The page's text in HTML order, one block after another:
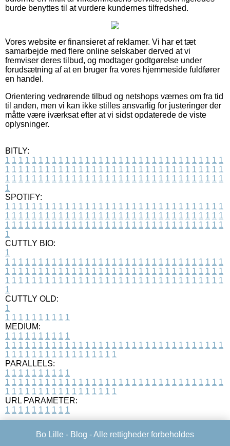
burde benyttes til at vurdere kundernes tilfredshed.
Vores website er finansieret af reklamer. Vi har et tæt
samarbejde med flere online selskaber derved at vi
fremviser deres tilbud, og modtager godtgørelse under
forudsætning af at en bruger fra vores hjemmeside fuldfører
en handel.
Orientering vedrørende tilbud og netshops værnes om fra tid
til anden, men vi kan ikke stilles ansvarlig for justeringer der
måtte være iværksat efter at vi sidst opdaterede de viste
oplysninger.
BITLY:
1 1 1 1 1 1 1 1 1 1 1 1 1 1 1 1 1 1 1 1 1 1 1 1 1 1 1 1 1 1 1 1 1
1 1 1 1 1 1 1 1 1 1 1 1 1 1 1 1 1 1 1 1 1 1 1 1 1 1 1 1 1 1 1 1 1
1 1 1 1 1 1 1 1 1 1 1 1 1 1 1 1 1 1 1 1 1 1 1 1 1 1 1 1 1 1 1 1 1
1
SPOTIFY:
1 1 1 1 1 1 1 1 1 1 1 1 1 1 1 1 1 1 1 1 1 1 1 1 1 1 1 1 1 1 1 1 1
1 1 1 1 1 1 1 1 1 1 1 1 1 1 1 1 1 1 1 1 1 1 1 1 1 1 1 1 1 1 1 1 1
1 1 1 1 1 1 1 1 1 1 1 1 1 1 1 1 1 1 1 1 1 1 1 1 1 1 1 1 1 1 1 1 1
1
CUTTLY BIO:
1
1 1 1 1 1 1 1 1 1 1 1 1 1 1 1 1 1 1 1 1 1 1 1 1 1 1 1 1 1 1 1 1 1
1 1 1 1 1 1 1 1 1 1 1 1 1 1 1 1 1 1 1 1 1 1 1 1 1 1 1 1 1 1 1 1 1
1 1 1 1 1 1 1 1 1 1 1 1 1 1 1 1 1 1 1 1 1 1 1 1 1 1 1 1 1 1 1 1 1
1
CUTTLY OLD:
1
1 1 1 1 1 1 1 1 1 1
MEDIUM:
1 1 1 1 1 1 1 1 1 1
1 1 1 1 1 1 1 1 1 1 1 1 1 1 1 1 1 1 1 1 1 1 1 1 1 1 1 1 1 1 1 1 1
1 1 1 1 1 1 1 1 1 1 1 1 1 1 1 1 1
PARALLELS:
1 1 1 1 1 1 1 1 1 1
1 1 1 1 1 1 1 1 1 1 1 1 1 1 1 1 1 1 1 1 1 1 1 1 1 1 1 1 1 1 1 1 1
1 1 1 1 1 1 1 1 1 1 1 1 1 1 1 1 1
URL PARAMETER:
1 1 1 1 1 1 1 1 1 1
Bo Lille - Blog - Alle rettigheder forbeholdes